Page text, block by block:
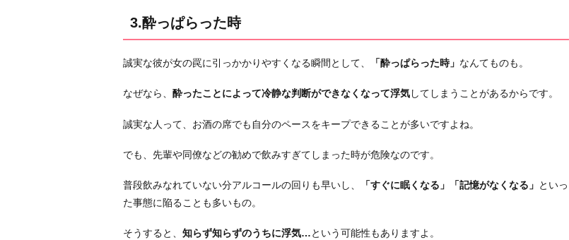
感
時
お
り
3.酔っぱらった時
誠実な彼が女の罠に引っかかりやすくなる瞬間として、 「酔っぱらった時」 なんてものも。
なぜなら、 酔ったことによって冷静な判断ができなくなって浮気してしまうことがあるからです。
誠実な人って、お酒の席でも自分のペースをキープできることが多いですよね。
でも、先輩や同僚などの勧めで飲みすぎてしまった時が危険なのです。
普段飲みなれていない分アルコールの回りも早いし、 「すぐに眠くなる」「記憶がなくなる」 といっ
た事態に陥ることも多いもの。
そうすると、 知らず知らずのうちに浮気…という可能性もありますよ。